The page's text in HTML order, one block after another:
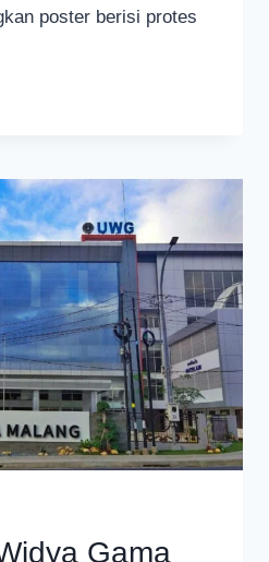
poster berisi protes
Gama